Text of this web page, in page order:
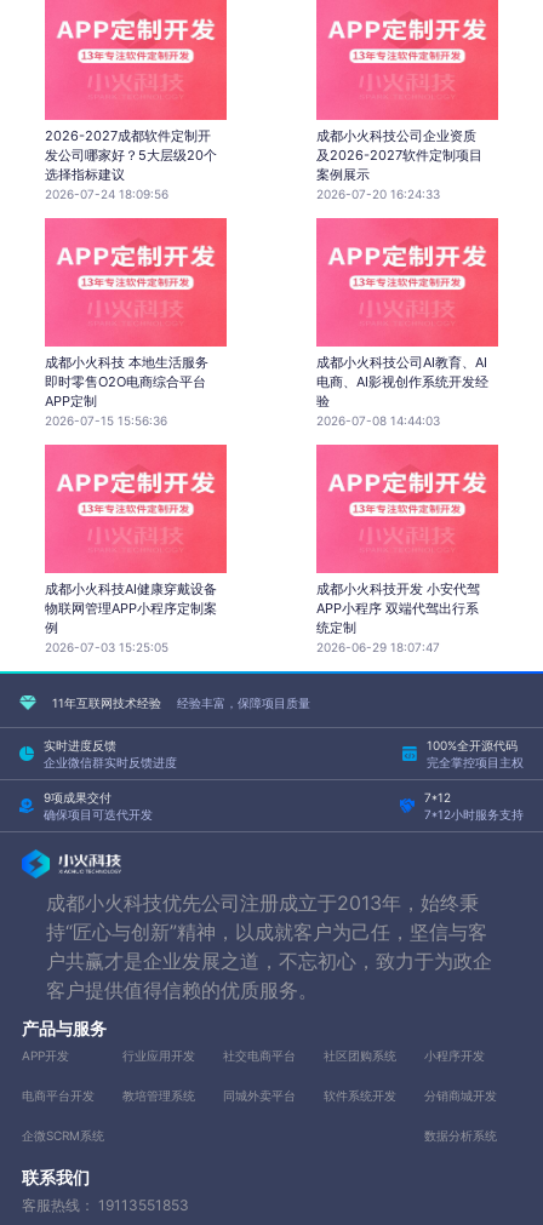
2026-2027成都软件定制开
发公司哪家好？5大层级20个
选择指标建议
2026-07-24 18:09:56
成都小火科技公司企业资质
及2026-2027软件定制项目
案例展示
2026-07-20 16:24:33
成都小火科技 本地生活服务
即时零售O2O电商综合平台
APP定制
2026-07-15 15:56:36
成都小火科技公司AI教育、AI
电商、AI影视创作系统开发经
验
2026-07-08 14:44:03
成都小火科技AI健康穿戴设备
物联网管理APP小程序定制案
例
2026-07-03 15:25:05
成都小火科技开发 小安代驾
APP小程序 双端代驾出行系
统定制
2026-06-29 18:07:47
11年互联网技术经验 经验丰富，保障项目质量
实时进度反馈
企业微信群实时反馈进度
100%全开源代码
完全掌控项目主权
9项成果交付
确保项目可迭代开发
7*12
7*12小时服务支持
成都小火科技优先公司注册成立于2013年，始终秉
持“匠心与创新”精神，以成就客户为己任，坚信与客
户共赢才是企业发展之道，不忘初心，致力于为政企
客户提供值得信赖的优质服务。
产品与服务
APP开发 行业应用开发 社交电商平台 社区团购系统 小程序开发
电商平台开发 教培管理系统 同城外卖平台 软件系统开发 分销商城开发
企微SCRM系统 数据分析系统
联系我们
客服热线： 19113551853